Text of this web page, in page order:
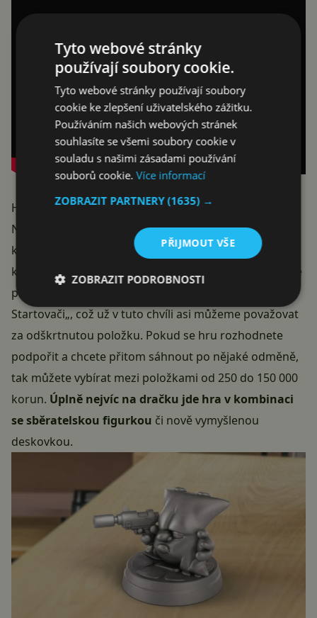
Hra Bulánci 2.0 zamíří i na mobily
Naprosto parádní novinkou je pak oznámení
kompatibility hned s několika platformami, mezi
kterými
nechybí ani konzole a mobily
. Na telefony se
prý hra vydá „v případě většího úspěchu
Startovači„, což už v tuto chvíli asi můžeme považovat
za odškrtnutou položku. Pokud se hru rozhodnete
podpořit a chcete přitom sáhnout po nějaké odměně,
tak můžete vybírat mezi položkami od 250 do 150 000
korun. Úplně nejvíc na dračku jde hra v kombinaci
se sběratelskou figurkou či nově vymyšlenou
deskovkou.
Tyto webové stránky
používají soubory cookie.
Tyto webové stránky používají soubory
cookie ke zlepšení uživatelského zážitku.
Používáním našich webových stránek
souhlasíte se všemi soubory cookie v
souladu s našimi zásadami používání
souborů cookie.Více informací
ZOBRAZIT PARTNERY(1635) →
PŘIJMOUT VŠE
ZOBRAZIT PODROBNOSTI